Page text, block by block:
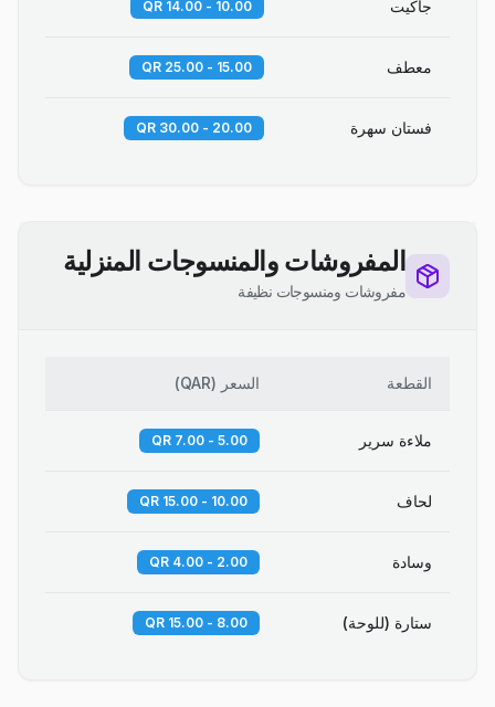
جاكيت 10.00 - 14.00 QR
معطف 15.00 - 25.00 QR
فستان سهرة 20.00 - 30.00 QR
المفروشات والمنسوجات المنزلية
مفروشات ومنسوجات نظيفة
القطعة السعر (
QAR
)
ملاءة سرير 5.00 - 7.00 QR
لحاف 10.00 - 15.00 QR
وسادة 2.00 - 4.00 QR
ستارة (للوحة) 8.00 - 15.00 QR